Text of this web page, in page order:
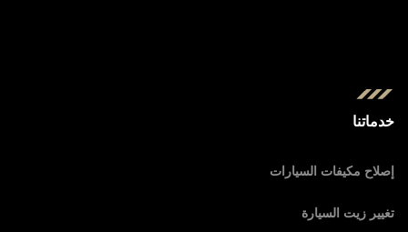
خدماتنا
إصلاح مكيفات السيارات
تغيير زيت السيارة